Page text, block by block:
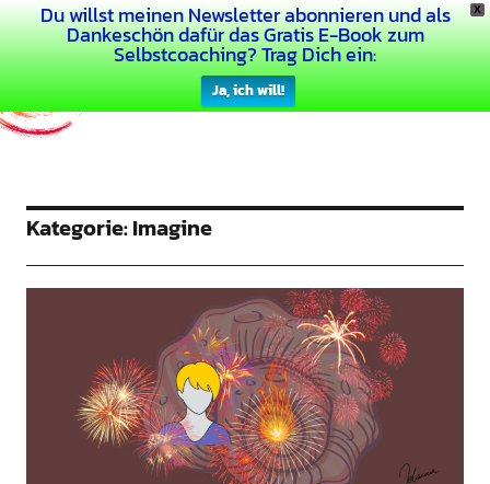
X
Du willst meinen Newsletter abonnieren und als
Dankeschön dafür das Gratis E-Book zum
Selbstcoaching? Trag Dich ein:
Ja, ich will!
Dein Buntes Leben
Kategorie:Imagine